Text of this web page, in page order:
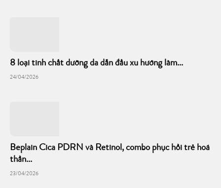
8 loại tinh chất dưỡng da dẫn đầu xu hướng làm...
24/04/2026
Beplain Cica PDRN và Retinol, combo phục hồi trẻ hoá
thần...
23/04/2026